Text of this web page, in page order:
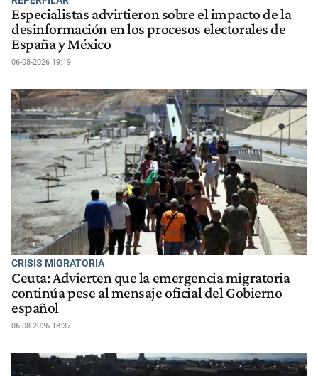
Especialistas advirtieron sobre el impacto de la
desinformación en los procesos electorales de
España y México
06-08-2026 19:19
CRISIS MIGRATORIA
Ceuta: Advierten que la emergencia migratoria
continúa pese al mensaje oficial del Gobierno
español
06-08-2026 18:37